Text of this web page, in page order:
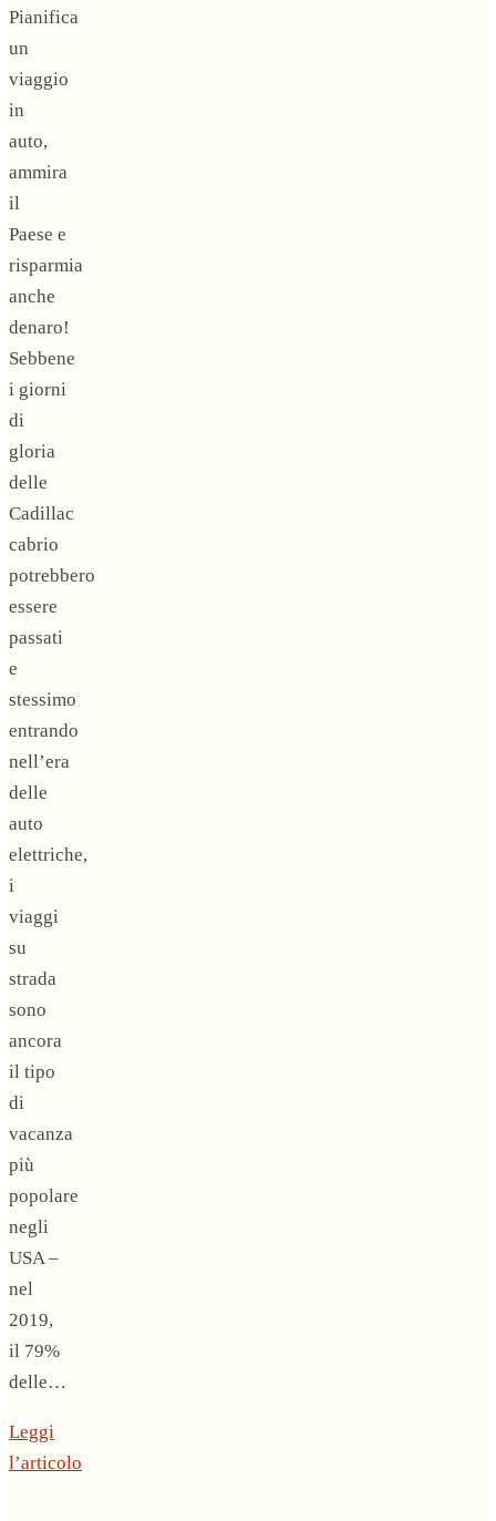
Pianifica
un
viaggio
in
auto,
ammira
il
Paese e
risparmia
anche
denaro!
Sebbene
i giorni
di
gloria
delle
Cadillac
cabrio
potrebbero
essere
passati
e
stessimo
entrando
nell’era
delle
auto
elettriche,
i
viaggi
su
strada
sono
ancora
il tipo
di
vacanza
più
popolare
negli
USA –
nel
2019,
il 79%
delle…
Leggi
l’articolo